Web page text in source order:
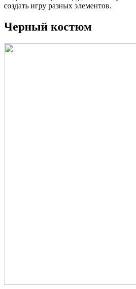
создать игру разных элементов.
Черный костюм